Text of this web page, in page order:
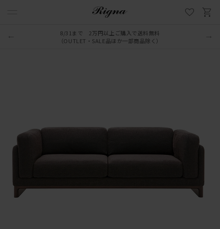
8/31まで 2万円以上ご購入で送料無料
（OUTLET・SALE品ほか一部商品除く）